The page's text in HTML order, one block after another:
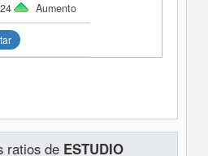
Aumento
ratios de ESTUDIO